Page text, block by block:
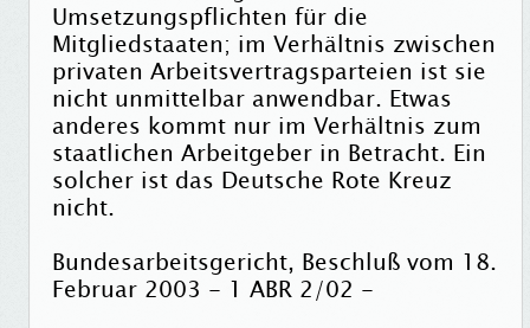
Umsetzungspflichten für die
Mitgliedstaaten; im Verhältnis zwischen
privaten Arbeitsvertragsparteien ist sie
nicht unmittelbar anwendbar. Etwas
anderes kommt nur im Verhältnis zum
staatlichen Arbeitgeber in Betracht. Ein
solcher ist das Deutsche Rote Kreuz
nicht.
Bundesarbeitsgericht, Beschluß vom 18.
Februar 2003 - 1 ABR 2/02 -